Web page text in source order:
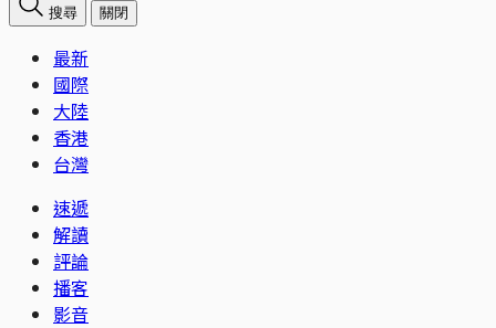
搜尋 關閉
最新
國際
大陸
香港
台灣
速遞
解讀
評論
播客
影音